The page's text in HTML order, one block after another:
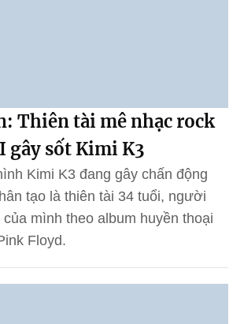
Thiên tài mê nhạc rock
gây sốt Kimi K3
Kimi K3 đang gây chấn động
tạo là thiên tài 34 tuổi, người
mình theo album huyền thoại
Floyd.